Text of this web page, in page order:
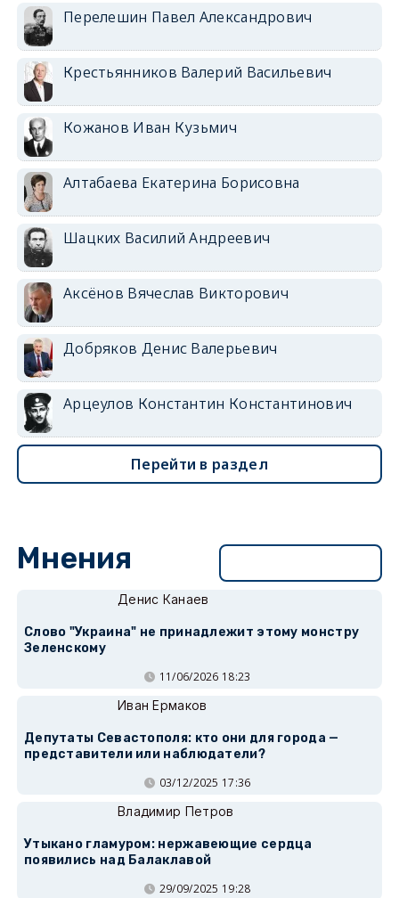
Перелешин Павел Александрович
Крестьянников Валерий Васильевич
Кожанов Иван Кузьмич
Алтабаева Екатерина Борисовна
Шацких Василий Андреевич
Аксёнов Вячеслав Викторович
Добряков Денис Валерьевич
Арцеулов Константин Константинович
Перейти в раздел
Мнения
Денис Канаев
Слово "Украина" не принадлежит этому монстру
Зеленскому
11/06/2026 18:23
Иван Ермаков
Депутаты Севастополя: кто они для города —
представители или наблюдатели?
03/12/2025 17:36
Владимир Петров
Утыкано гламуром: нержавеющие сердца
появились над Балаклавой
29/09/2025 19:28